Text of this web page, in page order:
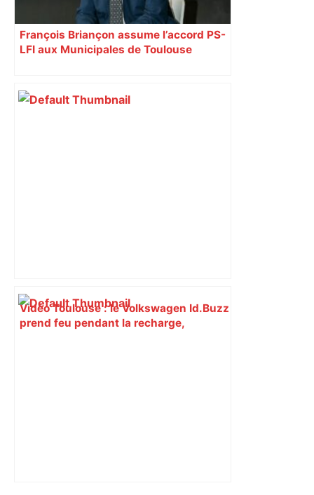
François Briançon assume l’accord PS-
LFI aux Municipales de Toulouse
Vidéo Toulouse : le Volkswagen Id.Buzz
prend feu pendant la recharge,